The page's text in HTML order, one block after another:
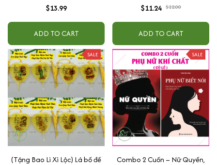
$13.99
ADD TO CART
Chiêu Tài Lộc
$11.24 $12.00
ADD TO CART
SALE
(Tặng Bao Lì Xì Lộc) Lá bồ đề
SALE
Combo 2 Cuốn – Nữ Quyền,